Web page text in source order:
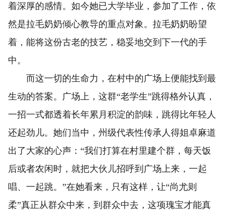
着深厚的感情。如今她已大学毕业，参加了工作，依
然是拉毛奶奶倾心教导的重点对象。拉毛奶奶盼望
着，能将这份古老的技艺，稳妥地交到下一代的手
中。
而这一切的生命力，在村中的广场上便能找到最
生动的答案。广场上，这群“老学生”跳得格外认真，
一招一式都透着长年累月积淀的韵味，跳得比年轻人
还起劲儿。她们当中，州级代表性传承人得姐卓麻道
出了大家的心声：“我们打算在村里建个群，每天饭
后或者农闲时，就把大伙儿招呼到广场上来，一起
唱、一起跳。”在她看来，只有这样，让“尚尤则
柔”真正从群众中来，到群众中去，这项瑰宝才能真